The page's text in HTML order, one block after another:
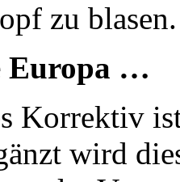
zu blasen.
Europa …
Korrektiv
wird